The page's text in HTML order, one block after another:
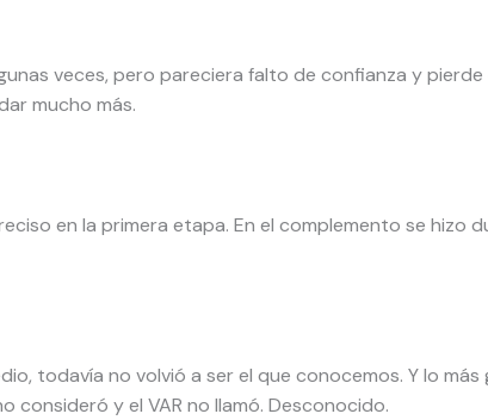
veces, pero pareciera falto de confianza y
mucho más.
en la primera etapa. En el complemento se hizo
todavía no volvió a ser el que conocemos. Y lo
y el VAR no llamó. Desconocido.